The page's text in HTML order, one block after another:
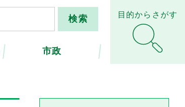
市政
目的からさがす